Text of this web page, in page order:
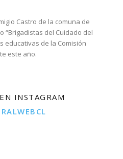
Castro de la comuna de
“Brigadistas del Cuidado del
educativas de la Comisión
este año.
INSTAGRAM